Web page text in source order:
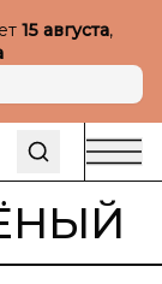
15 августа,